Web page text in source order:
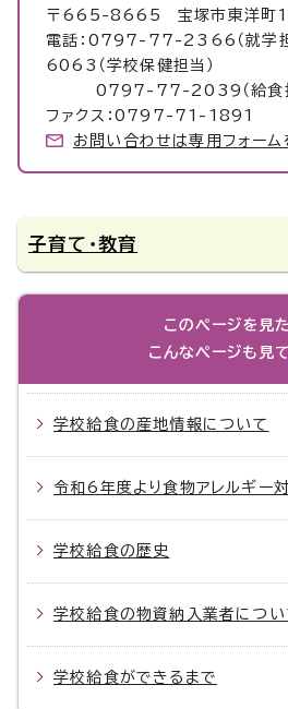
〒665-8665 宝塚市東洋町
電話：0797-77-2366（就学
6063（学校保健担当）
0797-77-2039（給食担
ファクス：0797-71-1891
お問い合わせは専用フォーム
子育て・教育
このページを見
こんなページも見
学校給食の産地情報について
令和6年度より食物アレルギー
学校給食の歴史
学校給食の物資納入業者につい
学校給食ができるまで